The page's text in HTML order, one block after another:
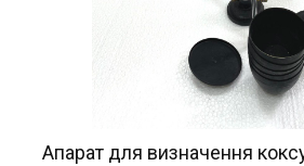
Апарат для визначення